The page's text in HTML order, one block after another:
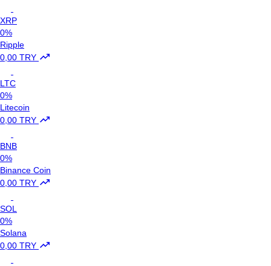
XRP
0%
Ripple
0,00 TRY
LTC
0%
Litecoin
0,00 TRY
BNB
0%
Binance Coin
0,00 TRY
SOL
0%
Solana
0,00 TRY